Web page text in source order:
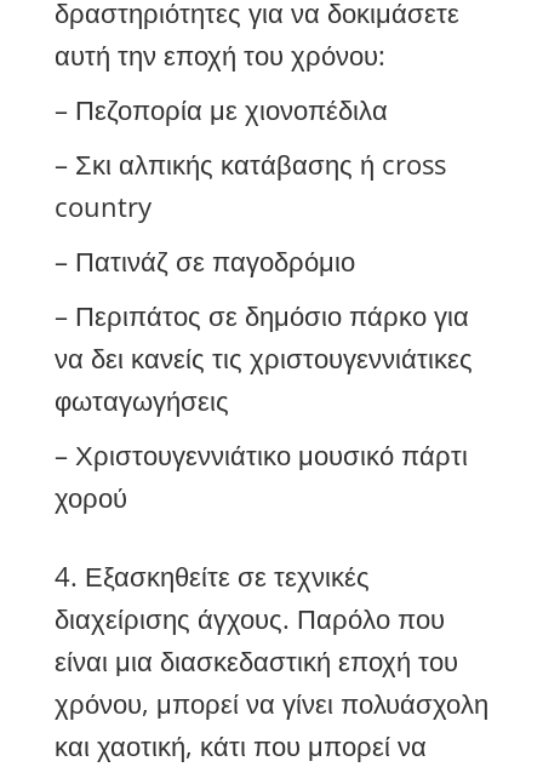
δραστηριότητες για να δοκιμάσετε
αυτή την εποχή του χρόνου:
– Πεζοπορία με χιονοπέδιλα
– Σκι αλπικής κατάβασης ή cross
country
– Πατινάζ σε παγοδρόμιο
– Περιπάτος σε δημόσιο πάρκο για
να δει κανείς τις χριστουγεννιάτικες
φωταγωγήσεις
– Χριστουγεννιάτικο μουσικό πάρτι
χορού
4. Εξασκηθείτε σε τεχνικές
διαχείρισης άγχους. Παρόλο που
είναι μια διασκεδαστική εποχή του
χρόνου, μπορεί να γίνει πολυάσχολη
και χαοτική, κάτι που μπορεί να